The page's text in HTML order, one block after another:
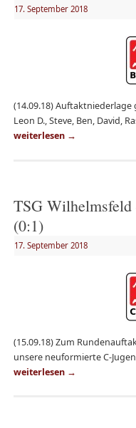
17. September 2018
(14.09.18)
Leon D., Steve, Ben, David,
weiterlesen →
TSG Wilhelmsfeld
(0:1)
17. September 2018
(15.09.18) Zum
unsere neuformierte C-
weiterlesen →